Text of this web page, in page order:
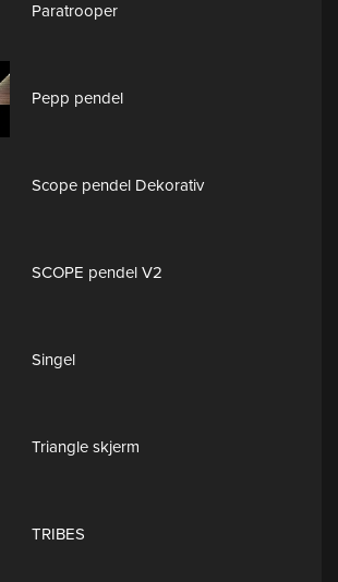
Paratrooper
Pepp pendel
Scope pendel Dekorativ
SCOPE pendel V2
Singel
Triangle skjerm
TRIBES